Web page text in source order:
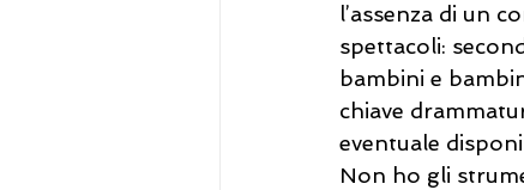
l’assenza di un
spettacoli:
bambini e
chiave
eventuale
Non ho gli